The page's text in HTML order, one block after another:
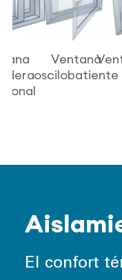
Ventana
oscilobatiente
El confort